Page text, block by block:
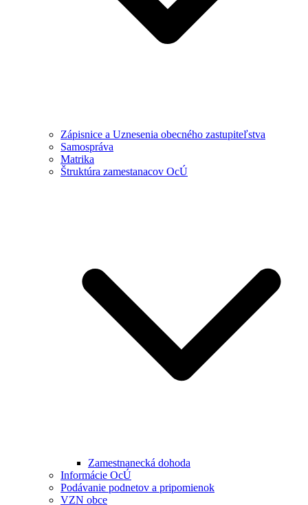
Zápisnice a Uznesenia obecného zastupiteľstva
Samospráva
Matrika
Štruktúra zamestanacov OcÚ
Zamestnanecká dohoda
Informácie OcÚ
Podávanie podnetov a pripomienok
VZN obce